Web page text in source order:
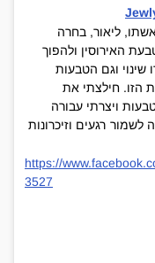
עדי שני ז"ל נפל על הגנת המולדת ב 6.12 אשתו, ליאור, בחרה
האירוסין ולהפוך
וגם הטבעות
הזו. חילצתי את
מטבעת האירוסין, התכתי את 3 הטבעות ויצרתי עבורה
לשמור רגעים וזיכרונות
https://
3527